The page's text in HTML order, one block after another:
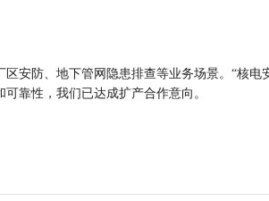
安防、地下管网隐患排查等业务场景。“核电
靠性，我们已达成扩产合作意向。